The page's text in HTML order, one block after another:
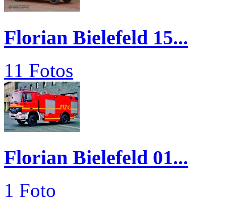
Florian Bielefeld 15...
11 Fotos
Florian Bielefeld 01...
1 Foto